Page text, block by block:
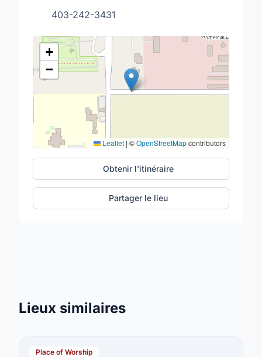
403-242-3431
+
−
Leaflet | ©OpenStreetMapcontributors
Obtenir l'itinéraire
Partager le lieu
Lieux similaires
Place of Worship